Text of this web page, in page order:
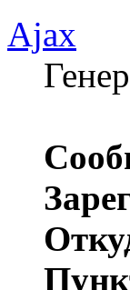
Ajax